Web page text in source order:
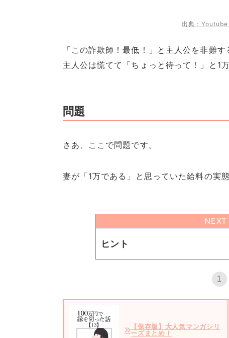
出典：Youtube
「この詐欺師！最低！」と主人公を非難す
主人公は慌てて「ちょっと待って！」と1
問題
さあ、ここで問題です。
妻が「1万である」と思っていた給料の実
NEXT
ヒント
1
【保存版】大人気マンガシリ
ーズまとめ！